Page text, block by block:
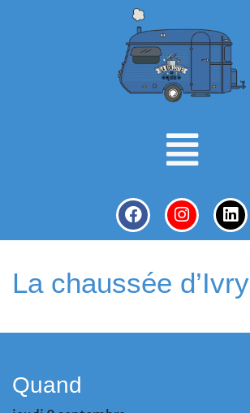
La chaussée d’Ivry
Quand